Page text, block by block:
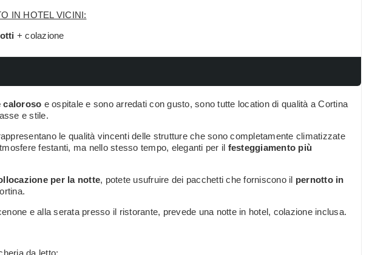
IN HOTEL VICINI:
+ colazione
caloroso e ospitale e sono arredati con gusto, sono tutte location di qualità a Cortina
e stile.
le qualità vincenti delle strutture che sono completamente climatizzate
festanti, ma nello stesso tempo, eleganti per il festeggiamento più
per la notte, potete usufruire dei pacchetti che forniscono il pernotto in
e alla serata presso il ristorante, prevede una notte in hotel, colazione inclusa.
da letto;